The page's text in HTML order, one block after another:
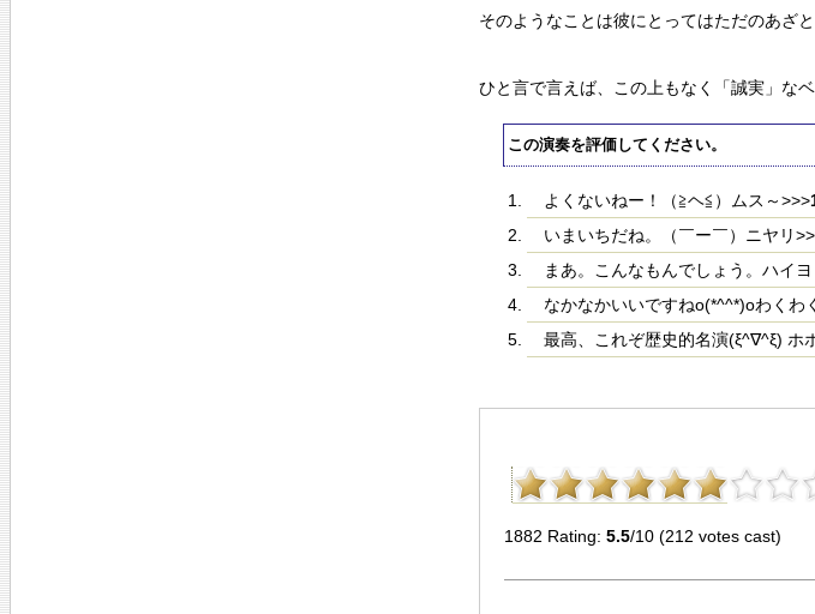
そのようなことは彼にとってはただのあざ
ひと言で言えば、この上もなく「誠実」なベ
この演奏を評価してください。
よくないねー！（≧ヘ≦）ムス～>>>
いまいちだね。（￣ー￣）ニヤリ
まあ。こんなもんでしょう。ハイ
なかなかいいですねo(*^^*)oわくわ
最高、これぞ歴史的名演(ξ^∇^ξ) ホ
1882 Rating: 5.5/10 (212 votes cast)